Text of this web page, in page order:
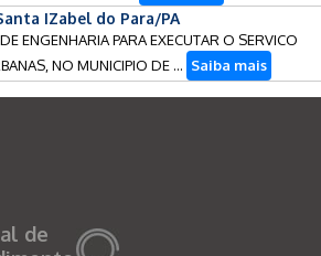
IZabel do Para/PA
ENGENHARIA PARA EXECUTAR O SERVICO
NO MUNICIPIO DE ... Saiba mais
de